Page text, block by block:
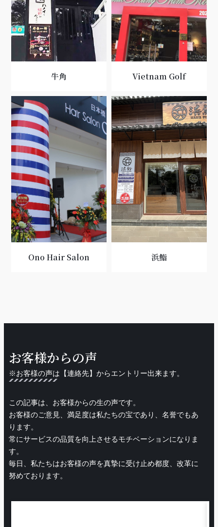
牛角 Vietnam Golf
Ono Hair Salon 浜鮨
お客様からの声
※お客様の声は【連絡先】からエントリー出来ます。
この記事は、お客様からの生の声です。
お客様のご意見、満足度は私たちの宝であり、名誉でもあ
ります。
常にサービスの品質を向上させるモチベーションになりま
す。
毎日、私たちはお客様の声を真摯に受け止め都度、改革に
努めております。